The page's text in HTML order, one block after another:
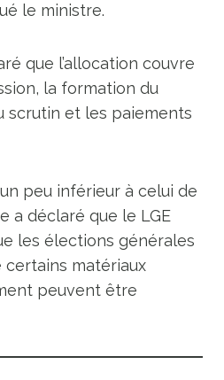
le ministre.
que l’allocation couvre
la formation du
scrutin et les paiements
peu inférieur à celui de
a déclaré que le LGE
les élections générales
matériaux
peuvent être